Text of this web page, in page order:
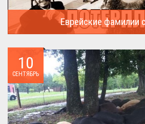
Еврейские фамилии
10
СЕНТЯБРЬ